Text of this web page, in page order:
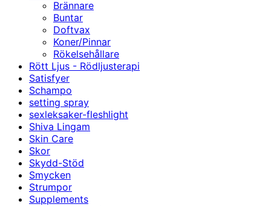
Brännare
Buntar
Doftvax
Koner/Pinnar
Rökelsehållare
Rött Ljus - Rödljusterapi
Satisfyer
Schampo
setting spray
sexleksaker-fleshlight
Shiva Lingam
Skin Care
Skor
Skydd-Stöd
Smycken
Strumpor
Supplements